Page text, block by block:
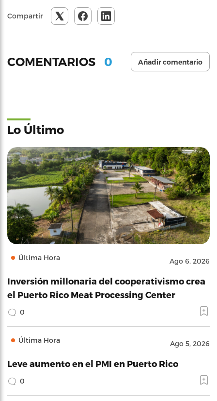
Compartir
COMENTARIOS 0 Añadir comentario
Lo Último
Última Hora Ago 6, 2026
Inversión millonaria del cooperativismo crea
el Puerto Rico Meat Processing Center
0
Última Hora Ago 5, 2026
Leve aumento en el PMI en Puerto Rico
0